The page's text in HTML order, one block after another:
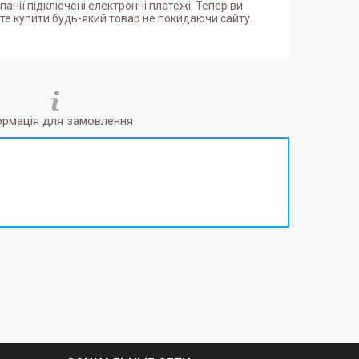
підключені електронні платежі. Тепер ви
купити будь-який товар не покидаючи сайту.
для замовлення